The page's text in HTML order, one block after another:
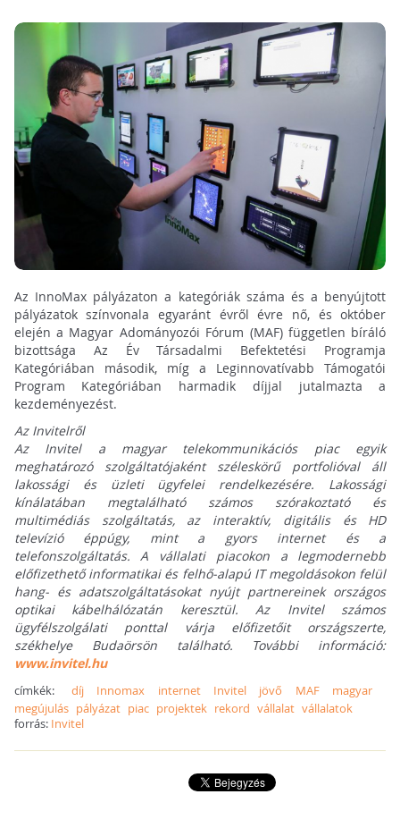
Az InnoMax pályázaton a kategóriák száma és a benyújtott
pályázatok színvonala egyaránt évről évre nő, és október
elején a Magyar Adományozói Fórum (MAF) független bíráló
bizottsága Az Év Társadalmi Befektetési Programja
Kategóriában második, míg a Leginnovatívabb Támogatói
Program Kategóriában harmadik díjjal jutalmazta a
kezdeményezést.
Az Invitelről
Az Invitel a magyar telekommunikációs piac egyik
meghatározó szolgáltatójaként széleskörű portfolióval áll
lakossági és üzleti ügyfelei rendelkezésére. Lakossági
kínálatában megtalálható számos szórakoztató és
multimédiás szolgáltatás, az interaktív, digitális és HD
televízió éppúgy, mint a gyors internet és a
telefonszolgáltatás. A vállalati piacokon a legmodernebb
előfizethető informatikai és felhő-alapú IT megoldásokon felül
hang- és adatszolgáltatásokat nyújt partnereinek országos
optikai kábelhálózatán keresztül. Az Invitel számos
ügyfélszolgálati ponttal várja előfizetőit országszerte,
székhelye Budaörsön található. További információ:
www.invitel.hu
címkék: díj Innomax internet Invitel jövő MAF
magyar
megújulás pályázat piac projektek rekord vállalat vállalatok
forrás: Invitel